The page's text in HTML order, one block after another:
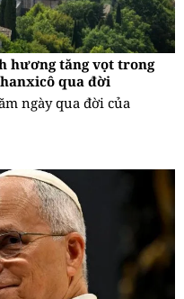
hương tăng vọt trong
qua đời
ngày qua đời của